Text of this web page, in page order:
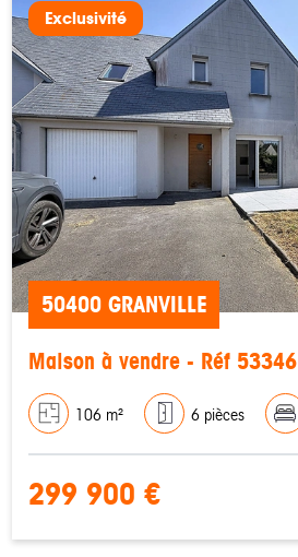
Exclusivité
50400 GRANVILLE
Maison à vendre - Réf 53346
106 m² 6 pièces
299 900 €